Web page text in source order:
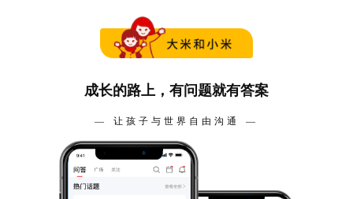
深圳市福田区上梅林凯丰路14号两岸大楼3楼301
深圳宝安新安中心
广州市天河区石牌东路139号 （ 地铁3号线岗顶站D出口步行759米）
广州盈丰中心
广州市海珠区工业大道中凤岗路38号1~3层 （地铁广佛线燕岗站D出
口步行830米）
成长的路上，有问题就有答案
— 让孩子与世界自由沟通 —